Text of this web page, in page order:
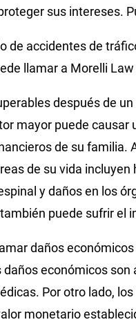
sus intereses.
de accidentes de
llamar a Morelli
después de
mayor puede causar
de su familia.
de su vida
y daños en los
puede sufrir el
daños
daños económicos
Por otro lado,
monetario